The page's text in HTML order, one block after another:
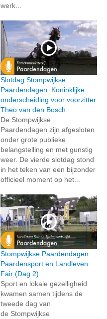
werk...
Slotdag Stompwijkse
Paardendagen: Koninklijke
onderscheiding voor voorzitter
Theo van den Bosch
De Stompwijkse
Paardendagen zijn afgesloten
onder grote publieke
belangstelling en met gunstig
weer. De vierde slotdag stond
in het teken van een bijzonder
officieel moment op het...
Stompwijkse Paardendagen:
Paardensport en Landleven
Fair (Dag 2)
Sport en lokale gezelligheid
kwamen samen tijdens de
tweede dag van
de Stompwijkse